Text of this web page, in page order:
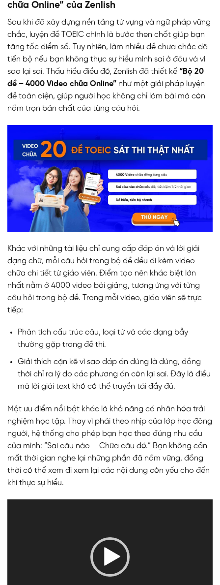
chữa Online” của Zenlish
Sau khi đã xây dựng nền tảng từ vựng và ngữ pháp vững
chắc, luyện đề TOEIC chính là bước then chốt giúp bạn
tăng tốc điểm số. Tuy nhiên, làm nhiều đề chưa chắc đã
tiến bộ nếu bạn không thực sự hiểu mình sai ở đâu và vì
sao lại sai. Thấu hiểu điều đó, Zenlish đã thiết kế “Bộ 20
đề – 4000 Video chữa Online” như một giải pháp luyện
đề toàn diện, giúp người học không chỉ làm bài mà còn
nắm trọn bản chất của từng câu hỏi.
Khác với những tài liệu chỉ cung cấp đáp án và lời giải
dạng chữ, mỗi câu hỏi trong bộ đề đều đi kèm video
chữa chi tiết từ giáo viên. Điểm tạo nên khác biệt lớn
nhất nằm ở 4000 video bài giảng, tương ứng với từng
câu hỏi trong bộ đề. Trong mỗi video, giáo viên sẽ trực
tiếp:
Phân tích cấu trúc câu, loại từ và các dạng bẫy
thường gặp trong đề thi.
Giải thích cặn kẽ vì sao đáp án đúng là đúng, đồng
thời chỉ ra lý do các phương án còn lại sai. Đây là điều
mà lời giải text khó có thể truyền tải đầy đủ.
Một ưu điểm nổi bật khác là khả năng cá nhân hóa trải
nghiệm học tập. Thay vì phải theo nhịp của lớp học đông
người, hệ thống cho phép bạn học theo đúng nhu cầu
của mình: “Sai câu nào – Chữa câu đó.” Bạn không cần
mất thời gian nghe lại những phần đã nắm vững, đồng
thời có thể xem đi xem lại các nội dung còn yếu cho đến
khi thực sự hiểu.